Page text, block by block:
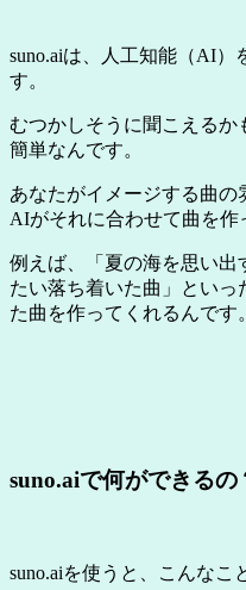
suno.aiは、人工知能（AI
す。
むつかしそうに聞こえるか
簡単なんです。
あなたがイメージする曲の
AIがそれに合わせて曲を作
例えば、「夏の海を思い出
たい落ち着いた曲」といっ
た曲を作ってくれるんです。
suno.aiで何ができるの
suno.aiを使うと、こんなこ